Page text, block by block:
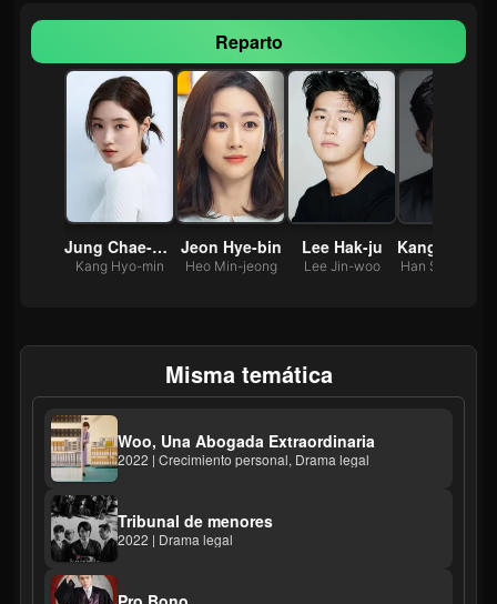
Reparto
Jung Chae-yeon
Kang Hyo-min
Jeon Hye-bin
Heo Min-jeong
Lee Hak-ju
Lee Jin-woo Han Seong
Misma temática
Woo, Una Abogada Extraordinaria
2022 | Crecimiento personal, Drama legal
Tribunal de menores
2022 | Drama legal